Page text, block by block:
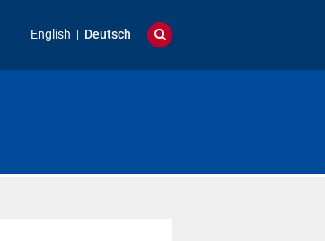
English Deutsch